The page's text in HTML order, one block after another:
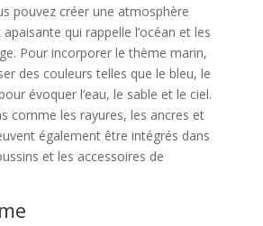
pouvez créer une atmosphère
qui rappelle l’océan et les
Pour incorporer le thème marin,
des couleurs telles que le bleu, le
évoquer l’eau, le sable et le ciel.
comme les rayures, les ancres et
également être intégrés dans
et les accessoires de